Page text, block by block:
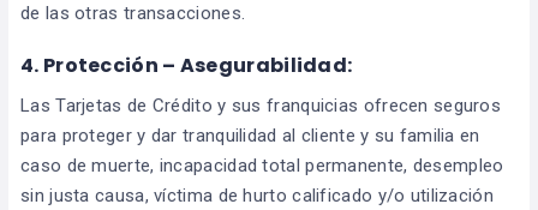
de las otras transacciones.
4. Protección – Asegurabilidad:
Las Tarjetas de Crédito y sus franquicias ofrecen seguros
para proteger y dar tranquilidad al cliente y su familia en
caso de muerte, incapacidad total permanente, desempleo
sin justa causa, víctima de hurto calificado y/o utilización